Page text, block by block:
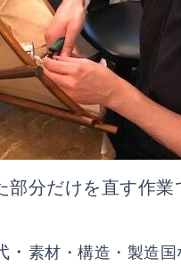
分だけを直す作業
素材・構造・製造国